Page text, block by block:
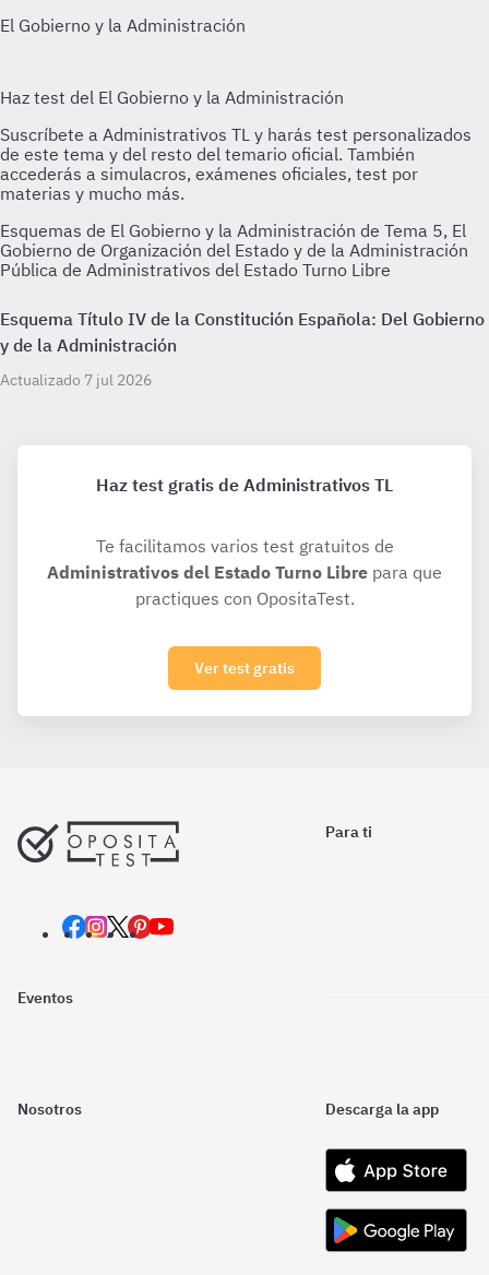
Esquemas de El Gobierno y la Administración de Tema 5, El
Gobierno de Organización del Estado y de la Administración
Pública de Administrativos del Estado Turno Libre
Esquema Título IV de la Constitución Española: Del Gobierno
y de la Administración
Actualizado 7 jul 2026
Haz test gratis de Administrativos TL
Te facilitamos varios test gratuitos de
Administrativos del Estado Turno Libre para que
practiques con OpositaTest.
Ver test gratis
Para ti
Eventos
Nosotros Descarga la app